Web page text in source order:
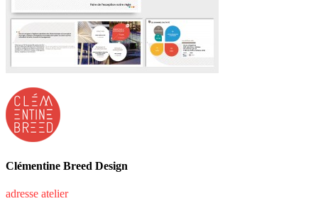
Clémentine Breed Design
adresse atelier